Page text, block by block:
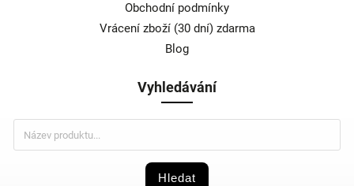
Obchodní podmínky
Vrácení zboží (30 dní) zdarma
Blog
Vyhledávání
Hledat